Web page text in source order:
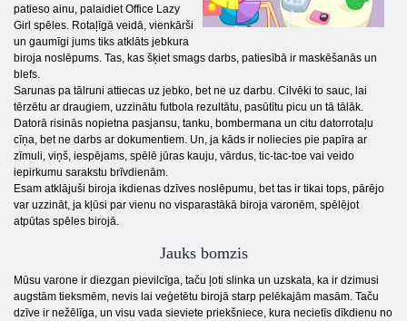
patieso ainu, palaidiet Office Lazy
Girl spēles. Rotaļīgā veidā, vienkārši
un gaumīgi jums tiks atklāts jebkura
biroja noslēpums. Tas, kas šķiet smags darbs, patiesībā ir maskēšanās un
blefs.
Sarunas pa tālruni attiecas uz jebko, bet ne uz darbu. Cilvēki to sauc, lai
tērzētu ar draugiem, uzzinātu futbola rezultātu, pasūtītu picu un tā tālāk.
Datorā risinās nopietna pasjansu, tanku, bombermana un citu datorrotaļu
cīņa, bet ne darbs ar dokumentiem. Un, ja kāds ir noliecies pie papīra ar
zīmuli, viņš, iespējams, spēlē jūras kauju, vārdus, tic-tac-toe vai veido
iepirkumu sarakstu brīvdienām.
Esam atklājuši biroja ikdienas dzīves noslēpumu, bet tas ir tikai tops, pārējo
var uzzināt, ja kļūsi par vienu no visparastākā biroja varonēm, spēlējot
atpūtas spēles birojā.
Jauks bomzis
Mūsu varone ir diezgan pievilcīga, taču ļoti slinka un uzskata, ka ir dzimusi
augstām tieksmēm, nevis lai veģetētu birojā starp pelēkajām masām. Taču
dzīve ir nežēlīga, un visu vada sieviete priekšniece, kura necietīs dīkdienu no